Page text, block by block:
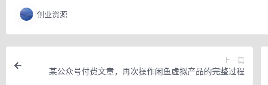
创业资源
上一篇
某公众号付费文章，再次操作闲鱼虚拟产品的完整过程